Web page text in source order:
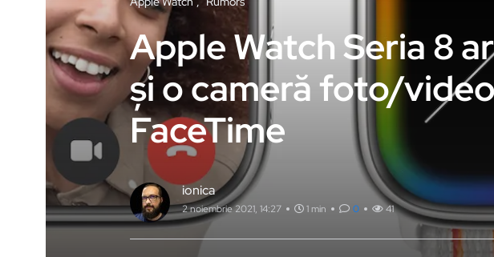
Apple Watch Seria 8
și o cameră foto/
FaceTime
ionica
2 noiembrie 2021, 14:27 1 min 0 41